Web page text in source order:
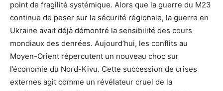
point de fragilité systémique. Alors que la guerre du M23
continue de peser sur la sécurité régionale, la guerre en
Ukraine avait déjà démontré la sensibilité des cours
mondiaux des denrées. Aujourd’hui, les conflits au
Moyen-Orient répercutent un nouveau choc sur
l’économie du Nord-Kivu. Cette succession de crises
externes agit comme un révélateur cruel de la